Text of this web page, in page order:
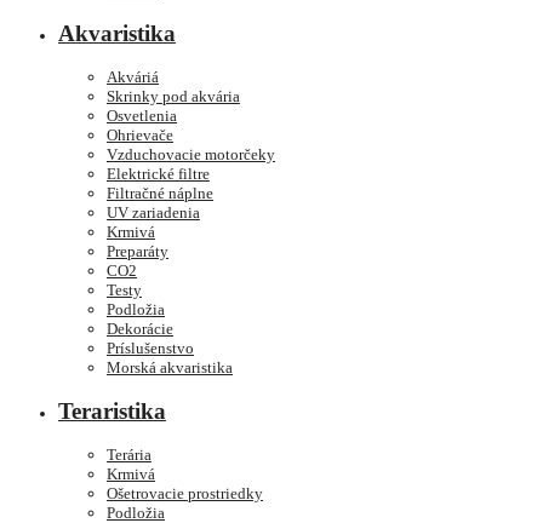
Akvaristika
Akváriá
Skrinky pod akvária
Osvetlenia
Ohrievače
Vzduchovacie motorčeky
Elektrické filtre
Filtračné náplne
UV zariadenia
Krmivá
Preparáty
CO2
Testy
Podložia
Dekorácie
Príslušenstvo
Morská akvaristika
Teraristika
Terária
Krmivá
Ošetrovacie prostriedky
Podložia